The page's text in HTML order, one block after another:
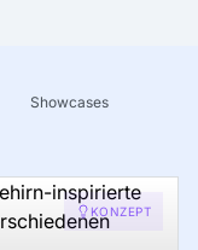
Showcases
KONZEPT